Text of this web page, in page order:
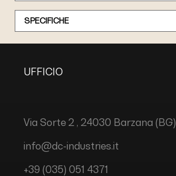
SPECIFICHE
UFFICIO
Via Sorte 2 , 24030 Barzana (BG)
info@dc-industries.it
+39 (035) 051 4371